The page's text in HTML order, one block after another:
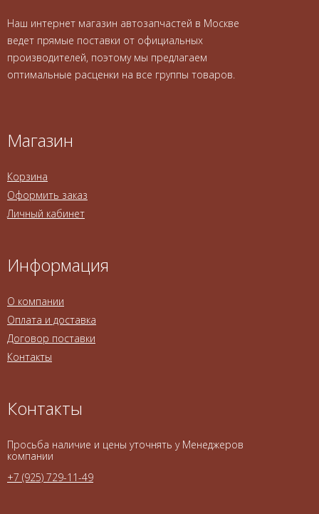
Наш интернет магазин автозапчастей в Москве
ведет прямые поставки от официальных
производителей, поэтому мы предлагаем
оптимальные расценки на все группы товаров.
Магазин
Корзина
Оформить заказ
Личный кабинет
Информация
О компании
Оплата и доставка
Договор поставки
Контакты
Контакты
Просьба наличие и цены уточнять у Менеджеров
компании
+7 (925) 729-11-49